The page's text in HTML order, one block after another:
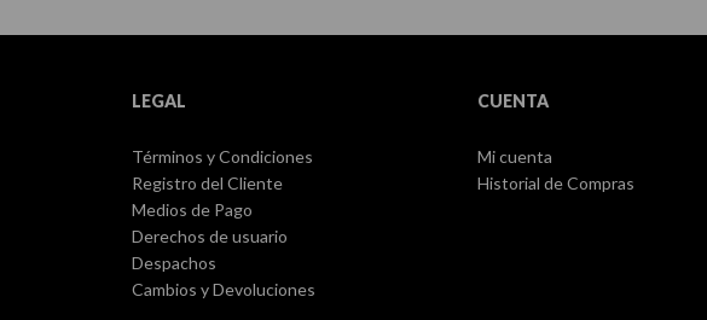
LEGAL
Términos y Condiciones
Registro del Cliente
Medios de Pago
Derechos de usuario
Despachos
Cambios y Devoluciones
CUENTA
Mi cuenta
Historial de Compras